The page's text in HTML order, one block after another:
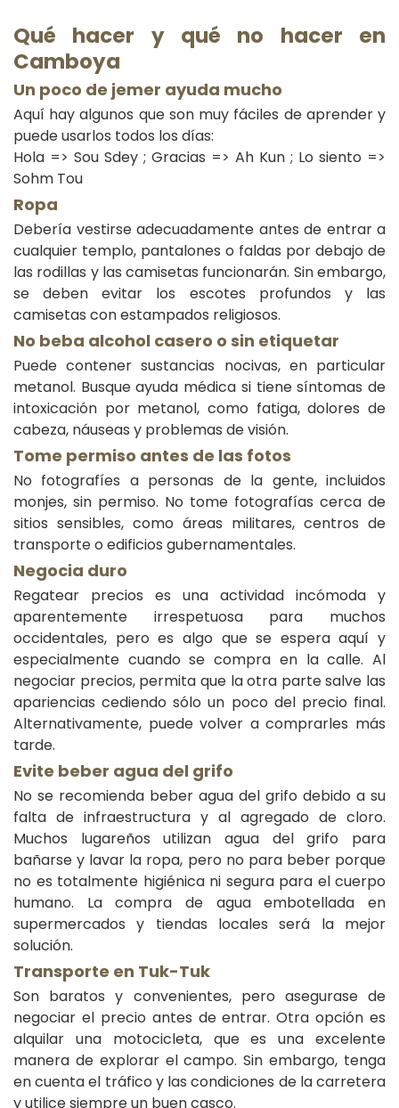
Qué hacer y qué no hacer en
Camboya
Un poco de jemer ayuda mucho
Aquí hay algunos que son muy fáciles de aprender y
puede usarlos todos los días:
Hola => Sou Sdey ; Gracias => Ah Kun ; Lo siento =>
Sohm Tou
Ropa
Debería vestirse adecuadamente antes de entrar a
cualquier templo, pantalones o faldas por debajo de
las rodillas y las camisetas funcionarán. Sin embargo,
se deben evitar los escotes profundos y las
camisetas con estampados religiosos.
No beba alcohol casero o sin etiquetar
Puede contener sustancias nocivas, en particular
metanol. Busque ayuda médica si tiene síntomas de
intoxicación por metanol, como fatiga, dolores de
cabeza, náuseas y problemas de visión.
Tome permiso antes de las fotos
No fotografíes a personas de la gente, incluidos
monjes, sin permiso. No tome fotografías cerca de
sitios sensibles, como áreas militares, centros de
transporte o edificios gubernamentales.
Negocia duro
Regatear precios es una actividad incómoda y
aparentemente irrespetuosa para muchos
occidentales, pero es algo que se espera aquí y
especialmente cuando se compra en la calle. Al
negociar precios, permita que la otra parte salve las
apariencias cediendo sólo un poco del precio final.
Alternativamente, puede volver a comprarles más
tarde.
Evite beber agua del grifo
No se recomienda beber agua del grifo debido a su
falta de infraestructura y al agregado de cloro.
Muchos lugareños utilizan agua del grifo para
bañarse y lavar la ropa, pero no para beber porque
no es totalmente higiénica ni segura para el cuerpo
humano. La compra de agua embotellada en
supermercados y tiendas locales será la mejor
solución.
Transporte en Tuk-Tuk
Son baratos y convenientes, pero asegurase de
negociar el precio antes de entrar. Otra opción es
alquilar una motocicleta, que es una excelente
manera de explorar el campo. Sin embargo, tenga
en cuenta el tráfico y las condiciones de la carretera
y utilice siempre un buen casco.